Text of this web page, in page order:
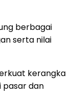
berbagai
serta nilai
kerangka
pasar dan